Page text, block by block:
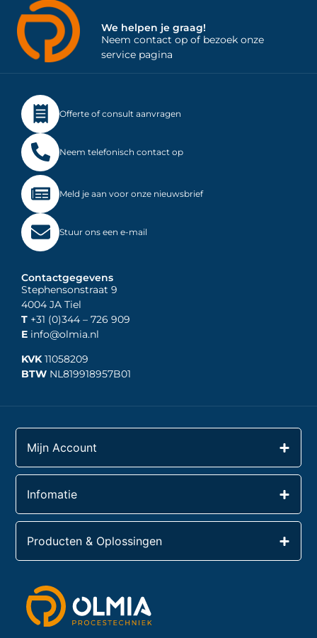
We helpen je graag!
Neem contact op of bezoek onze
service pagina
Offerte of consult aanvragen
Neem telefonisch contact op
Meld je aan voor onze nieuwsbrief
Stuur ons een e-mail
Contactgegevens
Stephensonstraat 9
4004 JA Tiel
T +31 (0)344 – 726 909
E info@olmia.nl
KVK11058209
BTW NL819918957B01
Mijn Account
Infomatie
Producten & Oplossingen